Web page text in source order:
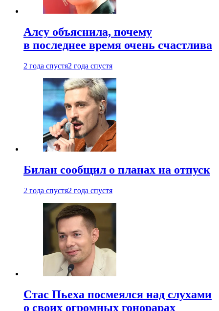
Алсу объяснила, почему
в последнее время очень счастлива
2 года спустя2 года спустя
Билан сообщил о планах на отпуск
2 года спустя2 года спустя
Стас Пьеха посмеялся над слухами
о своих огромных гонорарах